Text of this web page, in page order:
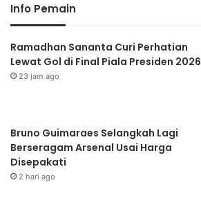
Info Pemain
Ramadhan Sananta Curi Perhatian
Lewat Gol di Final Piala Presiden 2026
23 jam ago
Bruno Guimaraes Selangkah Lagi
Berseragam Arsenal Usai Harga
Disepakati
2 hari ago